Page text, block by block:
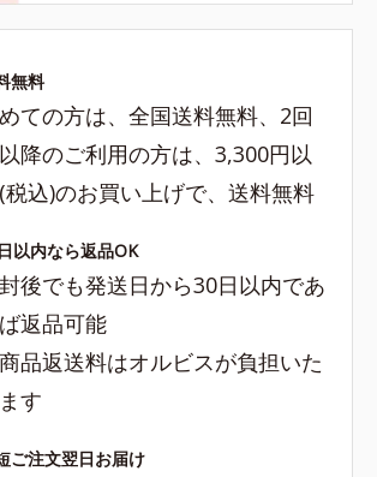
無料
ての方は、全国送料無料、2回
降のご利用の方は、3,300円以
税込)のお買い上げで、送料無料
以内なら返品OK
後でも発送日から30日以内であ
返品可能
品返送料はオルビスが負担いた
す
ご注文翌日お届け